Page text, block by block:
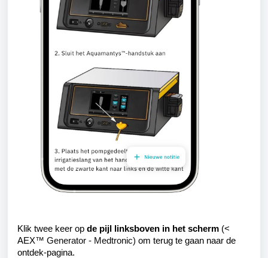
Klik twee keer op de pijl linksboven in het scherm (<
AEX™ Generator - Medtronic) om terug te gaan naar de
ontdek-pagina.